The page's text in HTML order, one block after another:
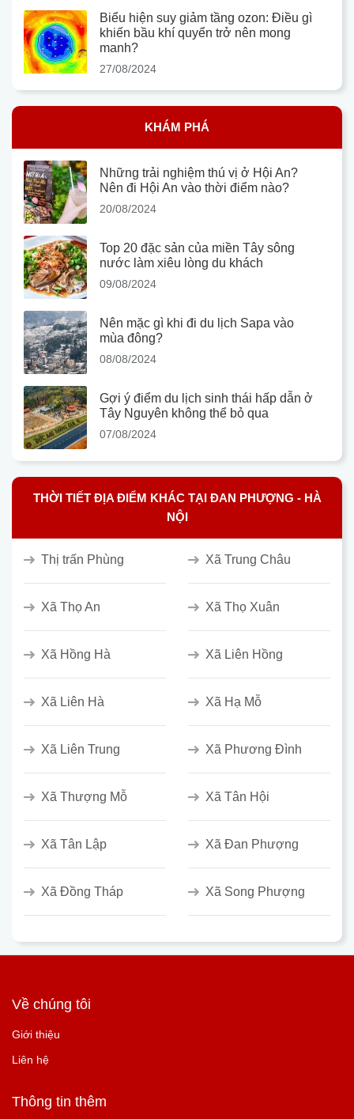
Biểu hiện suy giảm tầng ozon: Điều gì
khiến bầu khí quyển trở nên mong
manh?
27/08/2024
KHÁM PHÁ
Những trải nghiệm thú vị ở Hội An?
Nên đi Hội An vào thời điểm nào?
20/08/2024
Top 20 đặc sản của miền Tây sông
nước làm xiêu lòng du khách
09/08/2024
Nên mặc gì khi đi du lịch Sapa vào
mùa đông?
08/08/2024
Gợi ý điểm du lịch sinh thái hấp dẫn ở
Tây Nguyên không thể bỏ qua
07/08/2024
THỜI TIẾT ĐỊA ĐIỂM KHÁC TẠI ĐAN PHƯỢNG - HÀ
NỘI
Thị trấn Phùng Xã Trung Châu
Xã Thọ An Xã Thọ Xuân
Xã Hồng Hà Xã Liên Hồng
Xã Liên Hà Xã Hạ Mỗ
Xã Liên Trung Xã Phương Đình
Xã Thượng Mỗ Xã Tân Hội
Xã Tân Lập Xã Đan Phượng
Xã Đồng Tháp Xã Song Phượng
Về chúng tôi
Giới thiệu
Liên hệ
Thông tin thêm